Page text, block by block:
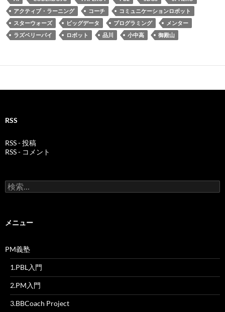
アクティブ・ラーニング
コーチ
コミュニケーションロボット
スターウォーズ
ビッグデータ プログラミング
メンター
ラズベリーパイ
ロボット 品川 小中高 御殿山
RSS
RSS - 投稿
RSS - コメント
検
索:
メニュー
PM義塾
1.PBL入門
2.PM入門
3.BBCoach Project